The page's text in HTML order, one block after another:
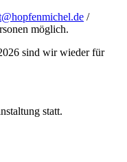
/
möglich.
sind wir wieder für
statt.